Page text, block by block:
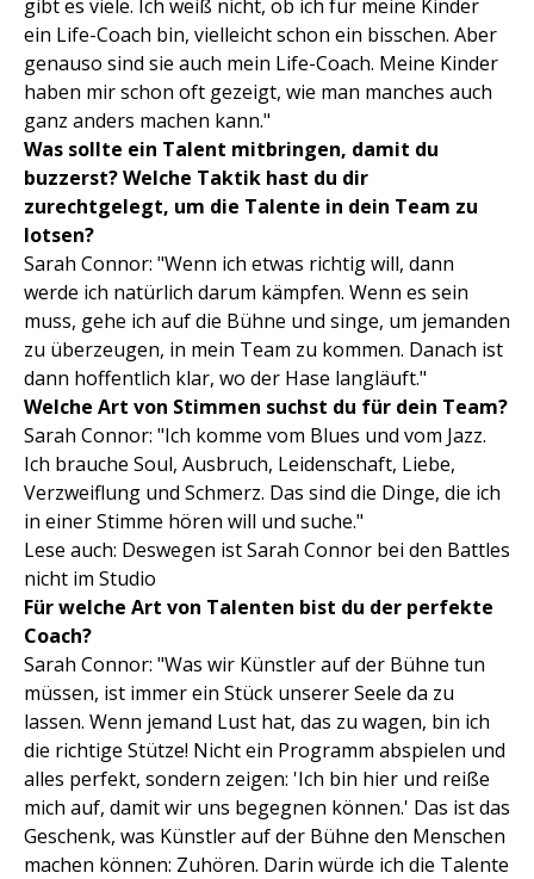
gibt es viele. Ich weiß nicht, ob ich für meine Kinder
ein Life-Coach bin, vielleicht schon ein bisschen. Aber
genauso sind sie auch mein Life-Coach. Meine Kinder
haben mir schon oft gezeigt, wie man manches auch
ganz anders machen kann."
Was sollte ein Talent mitbringen, damit du
buzzerst? Welche Taktik hast du dir
zurechtgelegt, um die Talente in dein Team zu
lotsen?
Sarah Connor: "Wenn ich etwas richtig will, dann
werde ich natürlich darum kämpfen. Wenn es sein
muss, gehe ich auf die Bühne und singe, um jemanden
zu überzeugen, in mein Team zu kommen. Danach ist
dann hoffentlich klar, wo der Hase langläuft."
Welche Art von Stimmen suchst du für dein Team?
Sarah Connor: "Ich komme vom Blues und vom Jazz.
Ich brauche Soul, Ausbruch, Leidenschaft, Liebe,
Verzweiflung und Schmerz. Das sind die Dinge, die ich
in einer Stimme hören will und suche."
Lese auch: Deswegen ist Sarah Connor bei den Battles
nicht im Studio
Für welche Art von Talenten bist du der perfekte
Coach?
Sarah Connor: "Was wir Künstler auf der Bühne tun
müssen, ist immer ein Stück unserer Seele da zu
lassen. Wenn jemand Lust hat, das zu wagen, bin ich
die richtige Stütze! Nicht ein Programm abspielen und
alles perfekt, sondern zeigen: 'Ich bin hier und reiße
mich auf, damit wir uns begegnen können.' Das ist das
Geschenk, was Künstler auf der Bühne den Menschen
machen können: Zuhören. Darin würde ich die Talente